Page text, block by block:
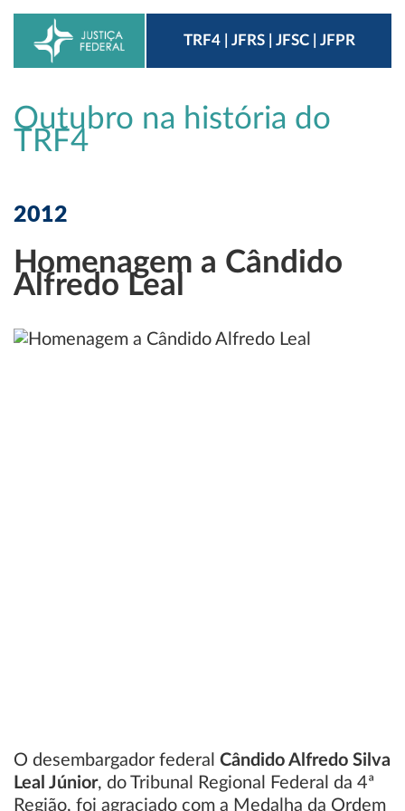
TRF4 | JFRS | JFSC | JFPR
Outubro na história do
TRF4
2012
Homenagem a Cândido
Alfredo Leal
O desembargador federal Cândido Alfredo Silva
Leal Júnior, do Tribunal Regional Federal da 4ª
Região, foi agraciado com a Medalha da Ordem